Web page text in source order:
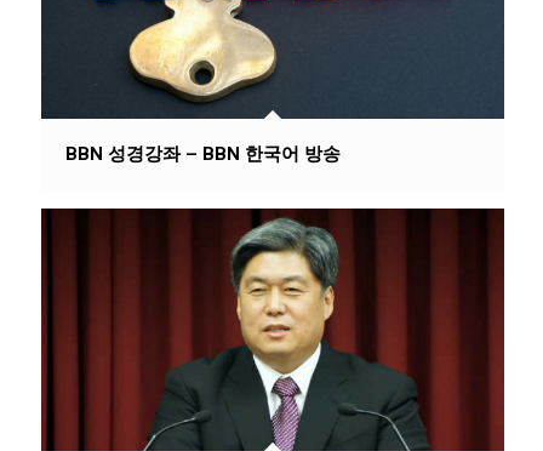
BBN 성경강좌 – BBN 한국어 방송